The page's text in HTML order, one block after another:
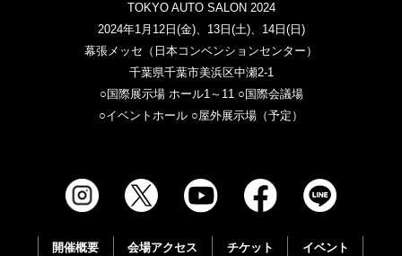
TOKYO AUTO SALON 2024
2024年1月12日(金)、13日(土)、14日(日)
幕張メッセ（日本コンベンションセンター）
千葉県千葉市美浜区中瀬2-1
○国際展示場 ホール1～11 ○国際会議場
○イベントホール ○屋外展示場（予定）
開催概要 会場アクセス チケット イベント